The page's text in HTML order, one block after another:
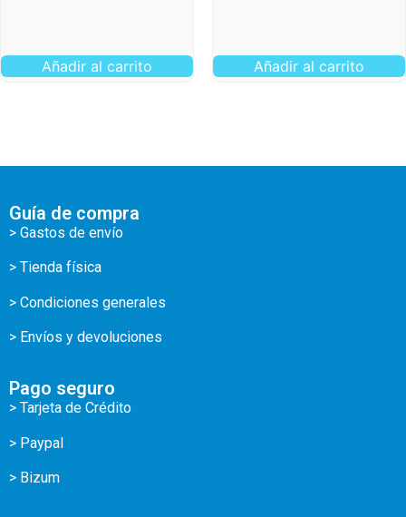
Añadir al carrito Añadir al carrito
Guía de compra
> Gastos de envío
> Tienda física
> Condiciones generales
> Envíos y devoluciones
Pago seguro
> Tarjeta de Crédito
> Paypal
> Bizum